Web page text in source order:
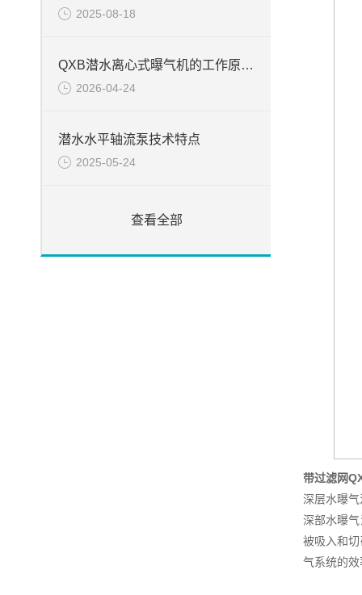
2025-08-18
QXB潜水离心式曝气机的工作原理和结构特点
2026-04-24
潜水水平轴流泵技术特点
2025-05-24
查看全部
带过滤网
深层水曝
深部水曝
被吸入和
气系统的